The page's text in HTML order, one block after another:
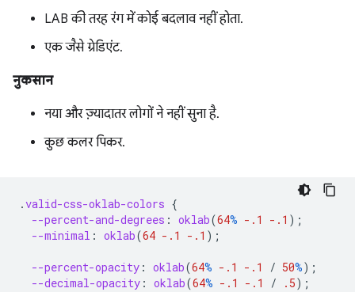
LAB की तरह रंग में कोई बदलाव नहीं होता.
एक जैसे ग्रेडिएंट.
नुकसान
नया और ज़्यादातर लोगों ने नहीं सुना है.
कुछ कलर पिकर.
.valid-css-oklab-colors {
--percent-and-degrees : oklab(64% -.1 -.1 );
--minimal : oklab(64 -.1 -.1 );
--percent-opacity : oklab(64% -.1 -.1 / 50%);
--decimal-opacity : oklab(64% -.1 -.1 / .5);